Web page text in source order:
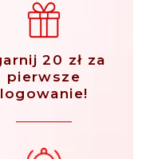
20 zł za
pierwsze
logowanie!